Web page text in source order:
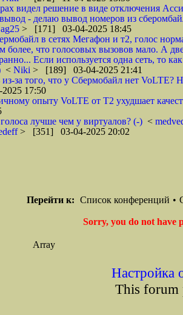
видел решение в виде отключения
- делаю вывод номеров из
ag25 > [171] 03-04-2025 18:45
в сетях Мегафон и т2, голос
более, что голосовых вызовов мало. А
Если используется одна сеть, то
< Niki > [189] 03-04-2025 21:41
за того, что у Сбермобайл нет VoLTE?
17:50
опыту VoLTE от Т2 ухудшает
лучше чем у виртуалов? (-) <
> [351] 03-04-2025 20:02
Перейти к: Список конференций •
Sorry, you do not have
Array
Настройка
This